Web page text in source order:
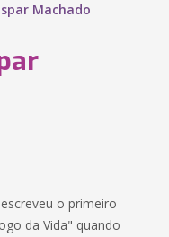
Machado
o primeiro
da Vida" quando